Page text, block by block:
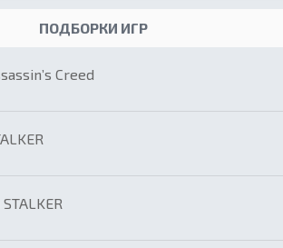
ПОДБОРКИ ИГР
Creed